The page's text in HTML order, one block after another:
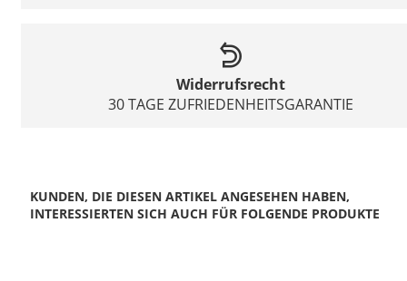
Widerrufsrecht
30 TAGE ZUFRIEDENHEITSGARANTIE
KUNDEN, DIE DIESEN ARTIKEL ANGESEHEN HABEN,
INTERESSIERTEN SICH AUCH FÜR FOLGENDE PRODUKTE